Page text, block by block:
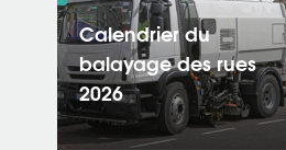
Calendrier du
balayage des rues
2026